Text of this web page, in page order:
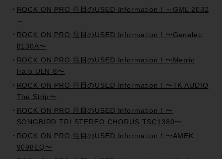
ROCK ON PRO 注目のUSED Information！～GML 2032
～
ROCK ON PRO 注目のUSED Information！〜Genelec
8130A〜
ROCK ON PRO 注目のUSED Information！〜Metric
Halo ULN-8〜
ROCK ON PRO 注目のUSED Information！〜TK AUDIO
The Strip〜
ROCK ON PRO 注目のUSED Information！〜
SONGBIRD TRI STEREO CHORUS TSC1380〜
ROCK ON PRO 注目のUSED Information！〜AMEK
9098EQ〜